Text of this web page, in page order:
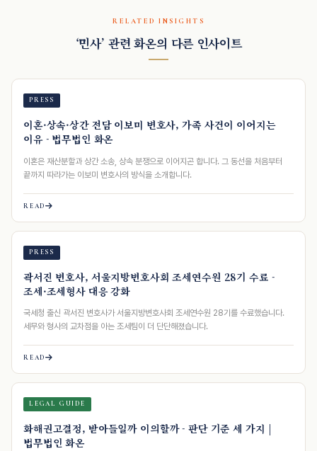
RELATED INSIGHTS
‘민사’ 관련 화온의 다른 인사이트
PRESS
이혼·상속·상간 전담 이보미 변호사, 가족 사건이 이어지는
이유 - 법무법인 화온
이혼은 재산분할과 상간 소송, 상속 분쟁으로 이어지곤 합니다. 그 동선을 처음부터
끝까지 따라가는 이보미 변호사의 방식을 소개합니다.
READ
PRESS
곽서진 변호사, 서울지방변호사회 조세연수원 28기 수료 -
조세·조세형사 대응 강화
국세청 출신 곽서진 변호사가 서울지방변호사회 조세연수원 28기를 수료했습니다.
세무와 형사의 교차점을 아는 조세팀이 더 단단해졌습니다.
READ
LEGAL GUIDE
화해권고결정, 받아들일까 이의할까 - 판단 기준 세 가지 |
법무법인 화온